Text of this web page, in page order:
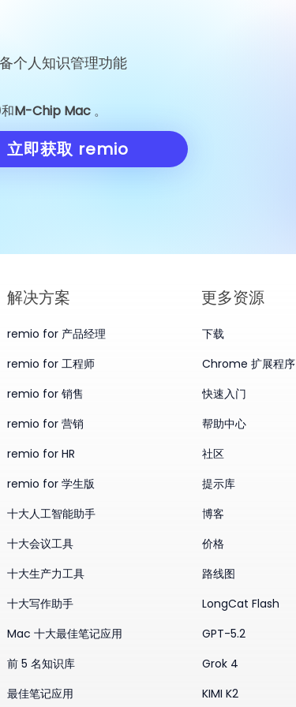
国对七家
得住脚吗？
个人知识管理功能
和M-Chip Mac。
立即获取 remio
​解决方案
remio for 产品经理
remio for 工程师
remio for 销售
remio for 营销
remio for HR
remio for 学生版
十大人工智能助手
十大会议工具
十大生产力工具
十大写作助手
Mac 十大最佳笔记应用
前 5 名知识库
最佳笔记应用
更多资源
下载
Chrome 扩展程序
快速入门
帮助中心
社区
提示库
博客
价格
路线图
LongCat Flash
GPT-5.2
Grok 4
KIMI K2